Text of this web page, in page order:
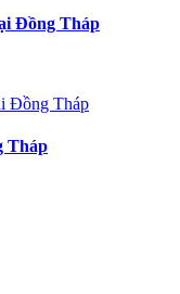
Đồng Tháp
Tháp